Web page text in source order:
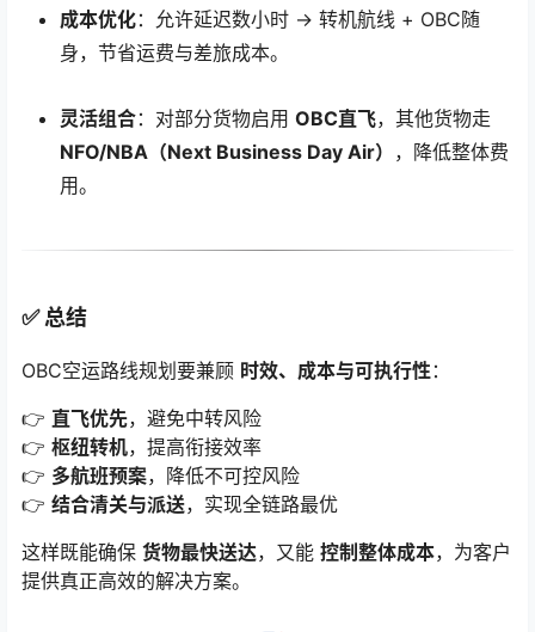
成本优化：允许延迟数小时 → 转机航线 + OBC随
身，节省运费与差旅成本。
灵活组合：对部分货物启用 OBC直飞，其他货物走
NFO/NBA（Next Business Day Air） ，降低整体费
用。
✅ 总结
OBC空运路线规划要兼顾 时效、成本与可执行性：
👉 直飞优先，避免中转风险
👉 枢纽转机，提高衔接效率
👉 多航班预案，降低不可控风险
👉 结合清关与派送，实现全链路最优
这样既能确保 货物最快送达，又能 控制整体成本，为客户
提供真正高效的解决方案。